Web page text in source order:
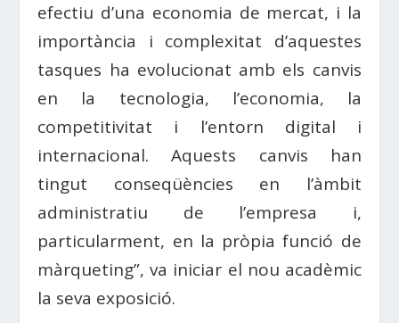
efectiu d’una economia de mercat, i la
importància i complexitat d’aquestes
tasques ha evolucionat amb els canvis
en la tecnologia, l’economia, la
competitivitat i l’entorn digital i
internacional. Aquests canvis han
tingut conseqüències en l’àmbit
administratiu de l’empresa i,
particularment, en la pròpia funció de
màrqueting”, va iniciar el nou acadèmic
la seva exposició.